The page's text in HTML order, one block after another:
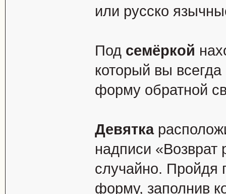
или русско
Под семёркой
который вы
форму обратной
Девятка
надписи «Возврат
случайно. Пройдя
форму, заполнив